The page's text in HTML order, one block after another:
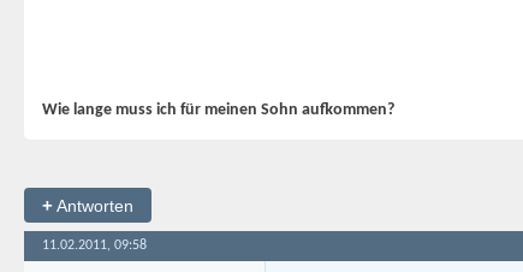
Wie lange muss ich für meinen Sohn aufkommen?
+Antworten
11.02.2011, 09:58